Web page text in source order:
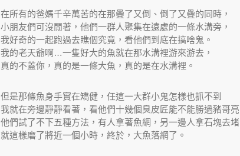
在所有的爸媽千辛萬苦的在那疊了又倒、倒了又疊的同時，
小朋友們可沒閒著，他們一群人聚集在遠處的一條水溝旁，
我好奇的一起跑過去瞧個究竟，看他們到底在搞啥鬼。
我的老天爺啊…一隻好大的魚就在那水溝裡游來游去，
真的不蓋你，真的是一條大魚，真的是在水溝裡。
但是那條魚身手實在矯健，任這一大群小鬼怎樣也抓不到
我就在旁邊靜靜看著，看他們十幾個臭皮匠能不能勝過豬哥亮
他們試了不下五種方法，有人拿著魚網，另一邊人拿石塊去堵
就這樣磨了將近一個小時，終於，大魚落網了。